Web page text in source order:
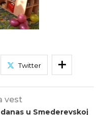
Twitter
vest
u Smederevskoj